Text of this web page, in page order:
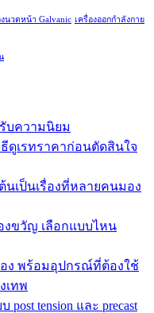
งนวดหน้า Galvanic เครื่องออกกำลังกาย
บความนิยม
ดูเรทราคาก่อนตัดสินใจ
นเป็นเรื่องที่หลายคนมอง
องขวัญ เลือกแบบไหน
ง พร้อมอุปกรณ์ที่ต้องใช้
เทพ
tension และ precast